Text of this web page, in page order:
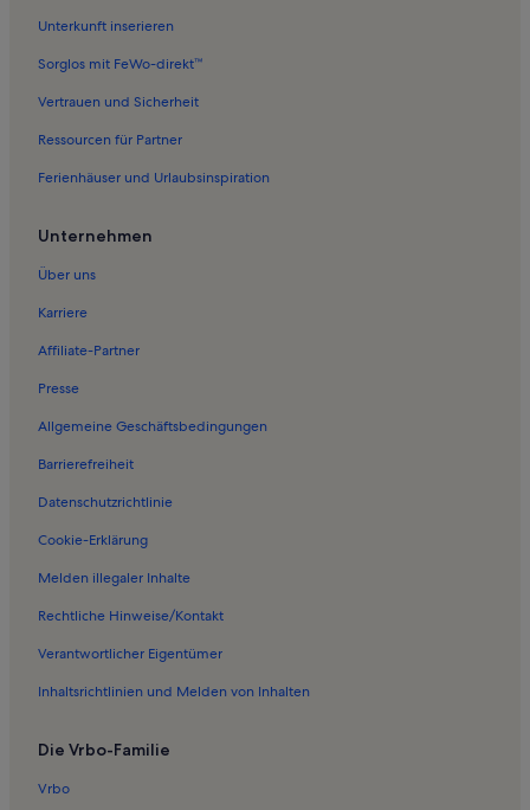
Ferienwohnungen in Strand Scharbeutz
Ferienwohnungen in Ponitz am See
Ferienwohnungen in Gronenberg
Ferienwohnungen in Haffkrug
Ferienunterkünfte nahe Scharbeutz Station
Ferienwohnungen in Gleschendorf
Ferienwohnungen in Schulendorf
Ferienwohnungen in Luschendorf
Ferienwohnungen in Klingberg
Ferienwohnungen in Gießelrade
Ferienwohnungen in Scharbeutz
Ferienwohnungen in Timmendorfer Strand
Häuser in Groß Timmendorf
Hütten in Groß Timmendorf
Unterkunft inserieren
Sorglos mit FeWo-direkt™
Vertrauen und Sicherheit
Ressourcen für Partner
Ferienhäuser und Urlaubsinspiration
Unternehmen
Über uns
Karriere
Affiliate-Partner
Presse
Allgemeine Geschäftsbedingungen
Barrierefreiheit
Datenschutzrichtlinie
Cookie-Erklärung
Melden illegaler Inhalte
Rechtliche Hinweise/Kontakt
Verantwortlicher Eigentümer
Inhaltsrichtlinien und Melden von Inhalten
Die Vrbo-Familie
Vrbo